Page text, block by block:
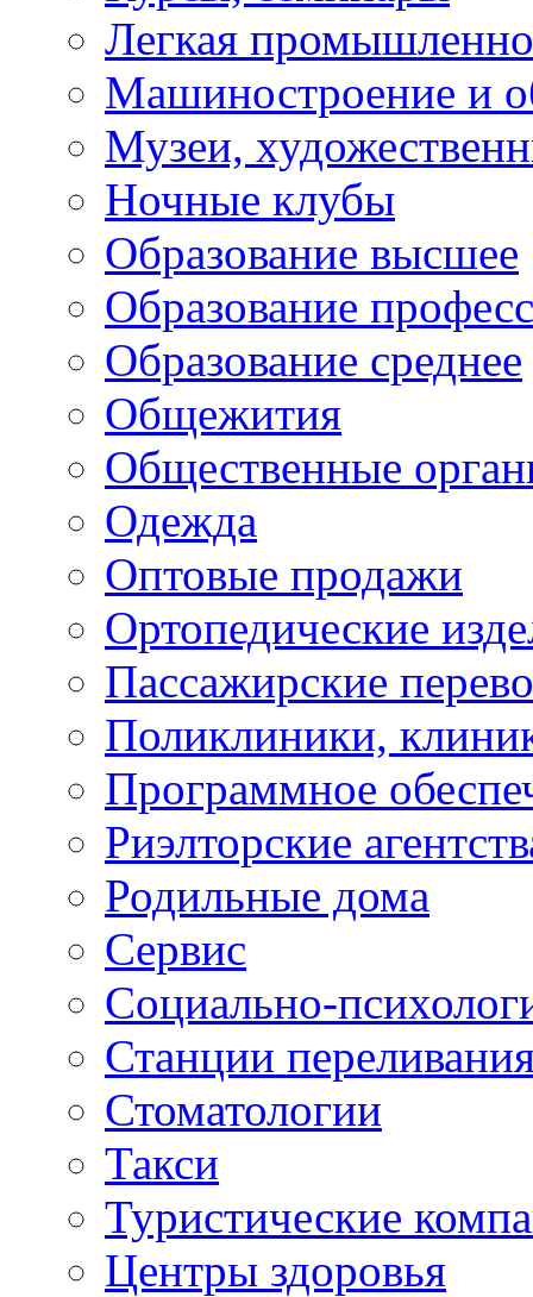
Легкая
Машиностроение и
Музеи,
Ночные клубы
Образование высшее
Образование
Образование среднее
Общежития
Общественные
Одежда
Оптовые продажи
Ортопедические
Пассажирские
Поликлиники,
Программное
Риэлторские
Родильные дома
Сервис
Социально-
Станции
Стоматологии
Такси
Туристические
Центры здоровья